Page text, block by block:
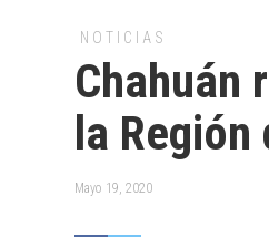
NOTICIAS
Chahuán
la Región
Mayo 19, 2020